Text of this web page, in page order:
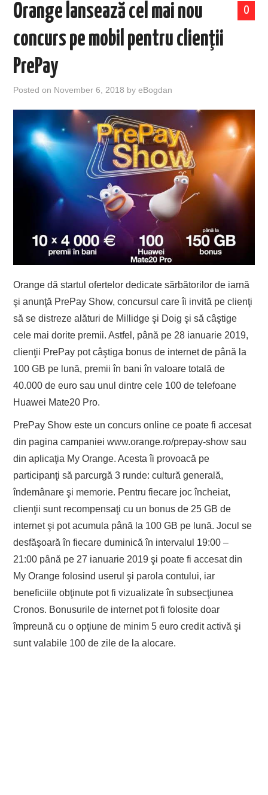
0
Orange lansează cel mai nou
concurs pe mobil pentru clienţii
PrePay
Posted on November 6, 2018 byeBogdan
Orange dă startul ofertelor dedicate sărbătorilor de iarnă
şi anunţă PrePay Show, concursul care îi invită pe clienţi
să se distreze alături de Millidge şi Doig şi să câştige
cele mai dorite premii. Astfel, până pe 28 ianuarie 2019,
clienţii PrePay pot câştiga bonus de internet de până la
100 GB pe lună, premii în bani în valoare totală de
40.000 de euro sau unul dintre cele 100 de telefoane
Huawei Mate20 Pro.
PrePay Show este un concurs online ce poate fi accesat
din pagina campaniei www.orange.ro/prepay-show sau
din aplicaţia My Orange. Acesta îi provoacă pe
participanţi să parcurgă 3 runde: cultură generală,
îndemânare şi memorie. Pentru fiecare joc încheiat,
clienţii sunt recompensaţi cu un bonus de 25 GB de
internet şi pot acumula până la 100 GB pe lună. Jocul se
desfăşoară în fiecare duminică în intervalul 19:00 –
21:00 până pe 27 ianuarie 2019 şi poate fi accesat din
My Orange folosind userul şi parola contului, iar
beneficiile obţinute pot fi vizualizate în subsecţiunea
Cronos. Bonusurile de internet pot fi folosite doar
împreună cu o opţiune de minim 5 euro credit activă şi
sunt valabile 100 de zile de la alocare.